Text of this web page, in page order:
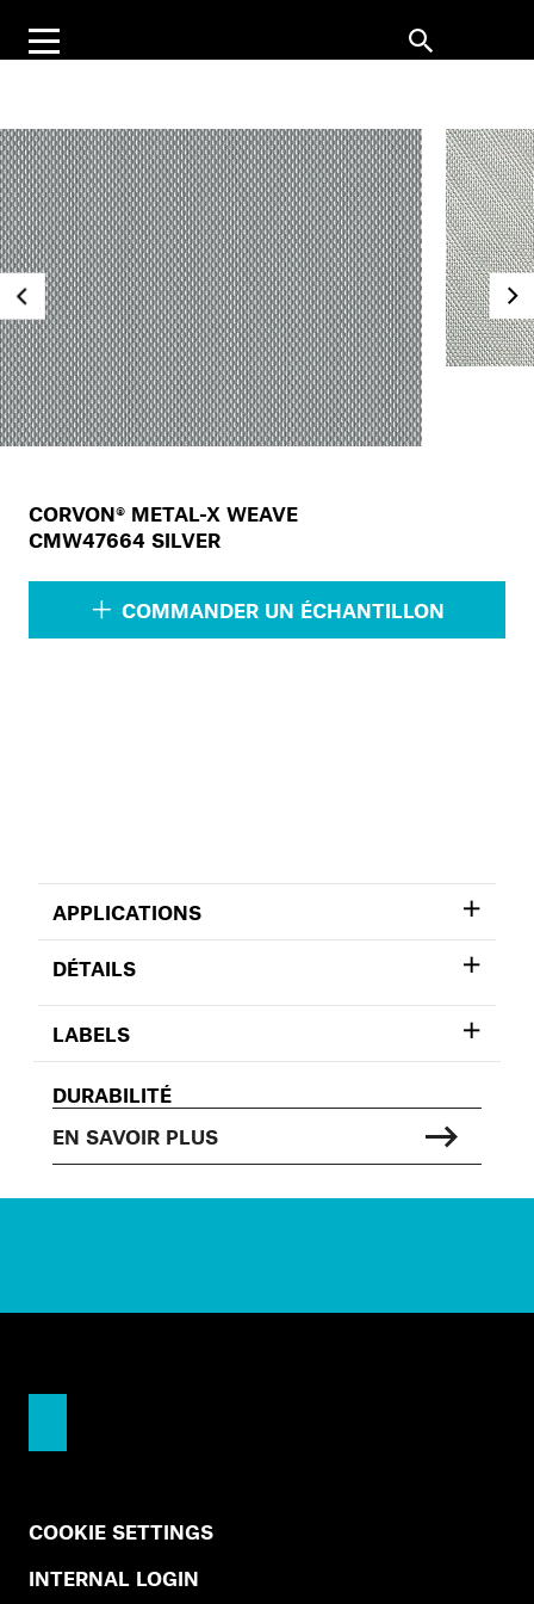
CORVON® METAL-X WEAVE
CMW47664 SILVER
COMMANDER UN ÉCHANTILLON
APPLICATIONS
DÉTAILS
LABELS
DURABILITÉ
EN SAVOIR PLUS
COOKIE SETTINGS
INTERNAL LOGIN